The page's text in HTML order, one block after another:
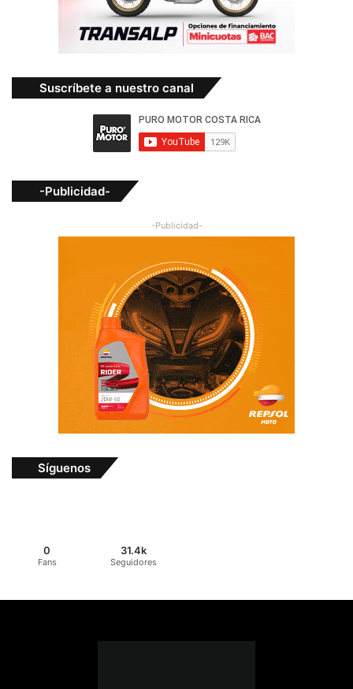
Suscríbete a nuestro canal
-Publicidad-
-Publicidad-
Síguenos
0
Fans
31.4k
Seguidores